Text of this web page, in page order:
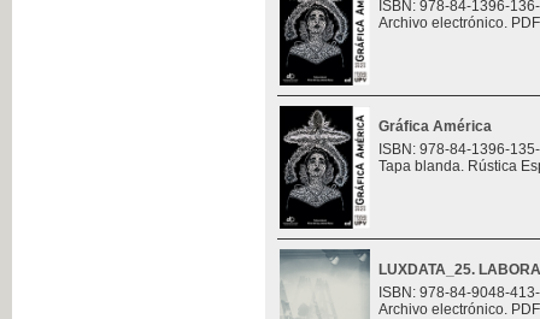
ISBN: 978-84-1396-
Archivo electrónico.
Gráfica América
ISBN: 978-84-1396-
Tapa blanda. Rústica
LUXDATA_25.
ISBN: 978-84-9048-
Archivo electrónico.